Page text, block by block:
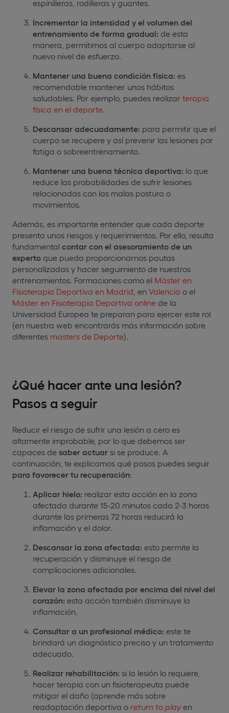
espinilleras, rodilleras y guantes.
Incrementar la intensidad y el volumen del
entrenamiento de forma gradual: de esta
manera, permitimos al cuerpo adaptarse al
nuevo nivel de esfuerzo.
Mantener una buena condición física: es
recomendable mantener unos hábitos
saludables. Por ejemplo, puedes realizar terapia
física en el deporte
Descansar adecuadamente: para permitir que el
cuerpo se recupere y así prevenir las lesiones por
fatiga o sobreentrenamiento.
Mantener una buena técnica deportiva: lo que
reduce las probabilidades de sufrir lesiones
relacionadas con las malas postura o
movimientos.
Además, es importante entender que cada deporte
presenta unos riesgos y requerimientos. Por ello, resulta
fundamental contar con el asesoramiento de un
experto que pueda proporcionarnos pautas
personalizadas y hacer seguimiento de nuestros
entrenamientos. Formaciones como el Máster en
Fisioterapia Deportiva en Madrid , en Valencia o el
Máster en Fisioterapia Deportiva online de la
Universidad Europea te preparan para ejercer este rol
(en nuestra web encontrarás más información sobre
diferentes masters de Deporte).
¿Qué hacer ante una lesión?
Pasos a seguir
Reducir el riesgo de sufrir una lesión a cero es
altamente improbable, por lo que debemos ser
capaces de saber actuar si se produce. A
continuación, te explicamos qué pasos puedes seguir
para favorecer tu recuperación:
Aplicar hielo: realizar esta acción en la zona
afectada durante 15-20 minutos cada 2-3 horas
durante las primeras 72 horas reducirá la
inflamación y el dolor.
Descansar la zona afectada: esto permite la
recuperación y disminuye el riesgo de
complicaciones adicionales.
Elevar la zona afectada por encima del nivel del
corazón: esta acción también disminuye la
inflamación.
Consultar a un profesional médico: este te
brindará un diagnóstico preciso y un tratamiento
adecuado.
Realizar rehabilitación: si la lesión lo requiere,
hacer terapia con un fisioterapeuta puede
mitigar el daño (aprende más sobre
readaptación deportiva o return to playen